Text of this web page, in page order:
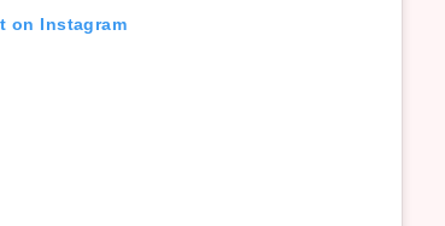
on Instagram